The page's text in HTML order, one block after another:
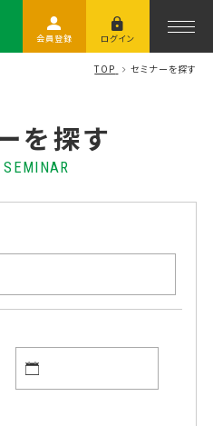
会員登録 ログイン
TOP セミナーを探す
を探す